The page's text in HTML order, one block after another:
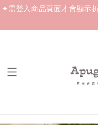
✦需登入商品頁面才會顯示